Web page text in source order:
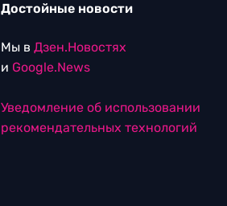
Достойные новости
Мы в Дзен.Новостях
и Google.News
Уведомление об использовании
рекомендательных технологий